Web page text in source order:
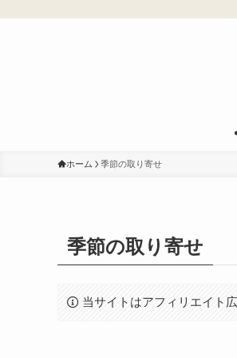
ホーム 季節の取り寄せ
季節の取り寄せ
当サイトはアフィリエイト